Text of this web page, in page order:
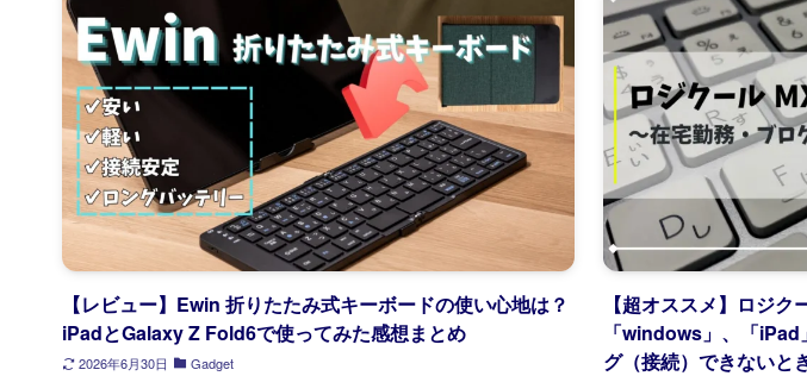
【レビュー】Ewin 折りたたみ式キーボードの使い心地は？
iPadとGalaxy Z Fold6で使ってみた感想まとめ
2026年6月30日 Gadget
【超オススメ】ロジ
「windows」、「
グ（接続）できないと